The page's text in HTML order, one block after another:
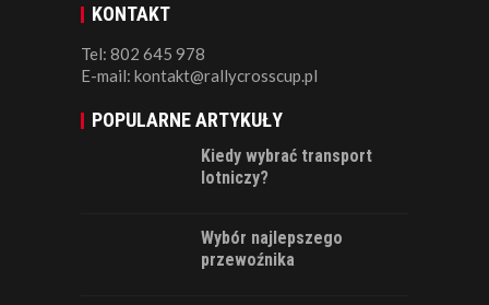
KONTAKT
Tel: 802 645 978
E-mail: kontakt@rallycrosscup.pl
POPULARNE ARTYKUŁY
Kiedy wybrać transport
lotniczy?
Wybór najlepszego
przewoźnika